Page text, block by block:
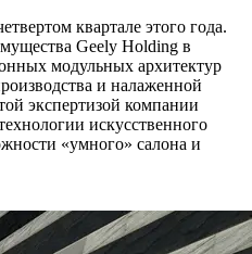
квартале этого года.
Geely Holding в
модульных архитектур
и налаженной
экспертизой компании
искусственного
«умного» салона и